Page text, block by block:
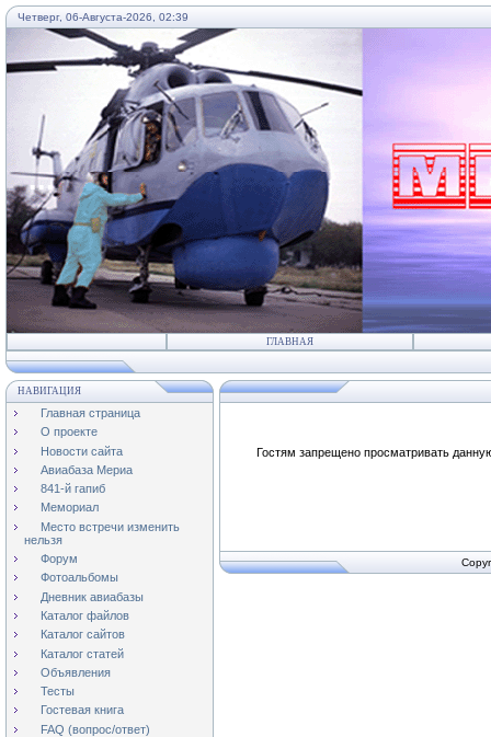
Четверг, 06-Августа-2026, 02:39
...
ГЛАВНАЯ
НАВИГАЦИЯ
Главная страница
О проекте
Новости сайта
Авиабаза Мериа
841-й гапиб
Мемориал
Место встречи изменить
нельзя
Форум
Фотоальбомы
Дневник авиабазы
Каталог файлов
Каталог сайтов
Каталог статей
Объявления
Тесты
Гостевая книга
FAQ (вопрос/ответ)
Гостям запрещено просматривать